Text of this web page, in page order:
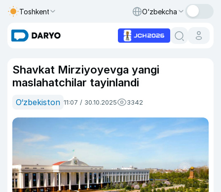
Toshkent O‘zbekcha
Shavkat Mirziyoyevga yangi
maslahatchilar tayinlandi
O‘zbekiston 11:07 / 30.10.2025 3342